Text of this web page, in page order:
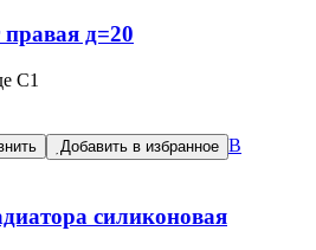
д=20
С1
Добавить в избранное В
силиконовая